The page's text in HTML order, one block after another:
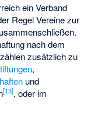
ein Verband
Regel Vereine zur
nach dem
zählen zusätzlich zu
,
und
[13], oder im